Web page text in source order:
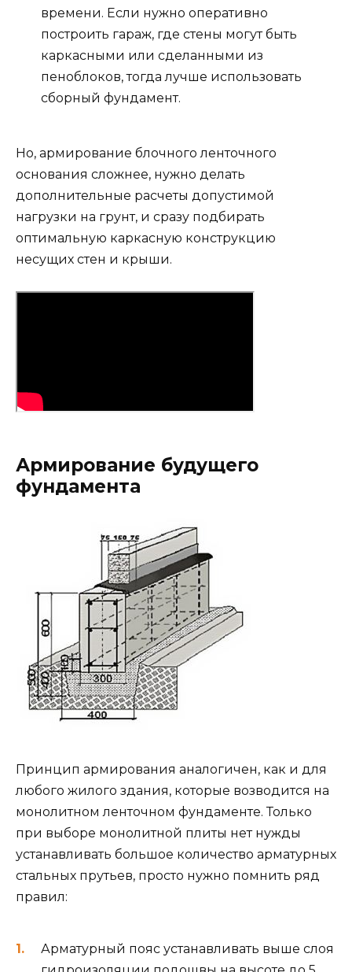
времени. Если нужно оперативно
построить гараж, где стены могут быть
каркасными или сделанными из
пеноблоков, тогда лучше использовать
сборный фундамент.
Но, армирование блочного ленточного
основания сложнее, нужно делать
дополнительные расчеты допустимой
нагрузки на грунт, и сразу подбирать
оптимальную каркасную конструкцию
несущих стен и крыши.
Армирование будущего
фундамента
Принцип армирования аналогичен, как и для
любого жилого здания, которые возводится на
монолитном ленточном фундаменте. Только
при выборе монолитной плиты нет нужды
устанавливать большое количество арматурных
стальных прутьев, просто нужно помнить ряд
правил:
Арматурный пояс устанавливать выше слоя